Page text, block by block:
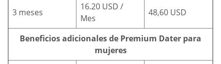
3 meses
16.20 USD /
Mes
48,60 USD
Beneficios adicionales de Premium Dater para
mujeres